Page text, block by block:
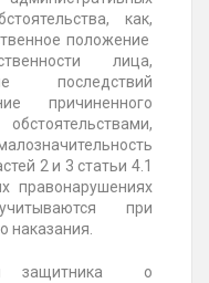
как,
положение
лица,
последствий
причиненного
2 и 3 статьи 4.1
правонарушениях
при
наказания.
защитника о